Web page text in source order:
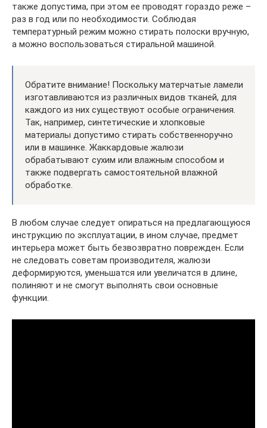
также допустима, при этом ее проводят гораздо реже –
раз в год или по необходимости. Соблюдая
температурный режим можно стирать полоски вручную,
а можно воспользоваться стиральной машиной.
Обратите внимание! Поскольку матерчатые ламели
изготавливаются из различных видов тканей, для
каждого из них существуют особые ограничения.
Так, например, синтетические и хлопковые
материалы допустимо стирать собственноручно
или в машинке. Жаккардовые жалюзи
обрабатывают сухим или влажным способом и
также подвергать самостоятельной влажной
обработке.
В любом случае следует опираться на предлагающуюся
инструкцию по эксплуатации, в ином случае, предмет
интерьера может быть безвозвратно поврежден. Если
не следовать советам производителя, жалюзи
деформируются, уменьшатся или увеличатся в длине,
полиняют и не смогут выполнять свои основные
функции.